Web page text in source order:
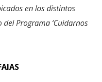
en los distintos
Programa ‘Cuidarnos